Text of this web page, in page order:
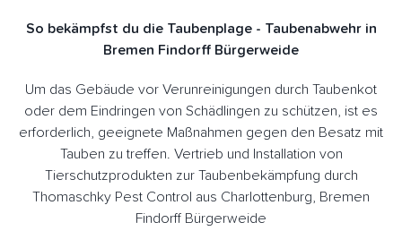
So bekämpfst du die Taubenplage - Taubenabwehr in
Bremen Findorff Bürgerweide
Um das Gebäude vor Verunreinigungen durch Taubenkot
oder dem Eindringen von Schädlingen zu schützen, ist es
erforderlich, geeignete Maßnahmen gegen den Besatz mit
Tauben zu treffen. Vertrieb und Installation von
Tierschutzprodukten zur Taubenbekämpfung durch
Thomaschky Pest Control aus Charlottenburg, Bremen
Findorff Bürgerweide